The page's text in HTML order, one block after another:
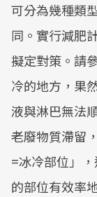
可分為幾種類
同。實行減肥
擬定對策。請
冷的地方，果
液與淋巴無法
老廢物質滯留
=冰冷部位」
的部位有效率